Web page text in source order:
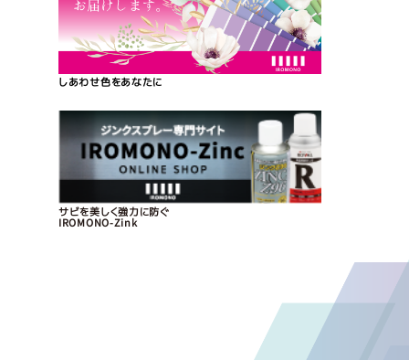
しあわせ色をあなたに
サビを美しく強力に防ぐ
IROMONO-Zink